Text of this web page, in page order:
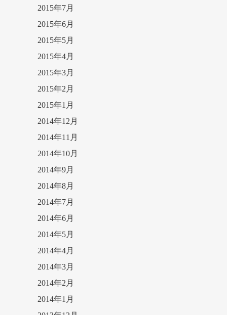
2015年7月
2015年6月
2015年5月
2015年4月
2015年3月
2015年2月
2015年1月
2014年12月
2014年11月
2014年10月
2014年9月
2014年8月
2014年7月
2014年6月
2014年5月
2014年4月
2014年3月
2014年2月
2014年1月